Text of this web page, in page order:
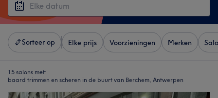
Sorteer op Elke prijs Voorzieningen Merken
15 salons met:
baard trimmen en scheren in de buurt van Berchem, Antwerpen